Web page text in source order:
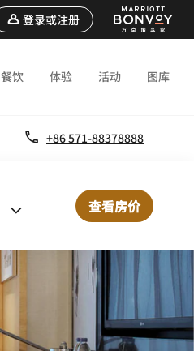
登录或注册
餐饮 体验 活动 图库
+86 571-88378888
查看房价